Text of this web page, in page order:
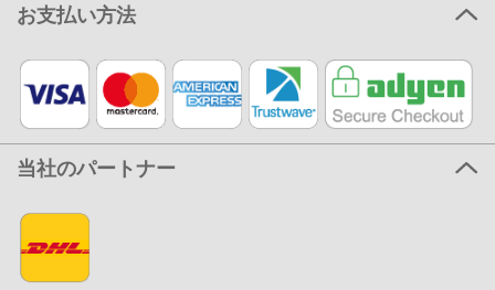
お支払い方法
当社のパートナー